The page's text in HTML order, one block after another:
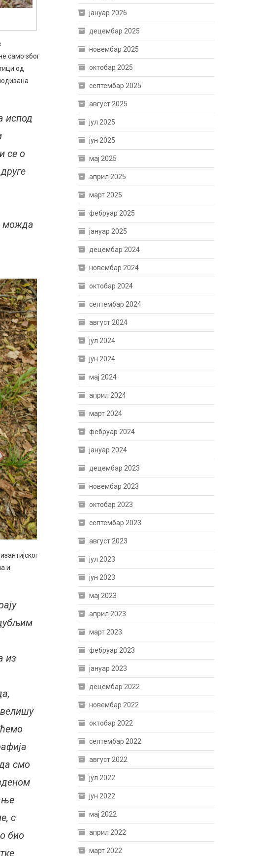
само због
од
испод
се о
можда
и
из
смо
с
био
јануар 2026
децембар 2025
новембар 2025
октобар 2025
септембар 2025
август 2025
јул 2025
јун 2025
мај 2025
април 2025
март 2025
фебруар 2025
јануар 2025
децембар 2024
новембар 2024
октобар 2024
септембар 2024
август 2024
јул 2024
јун 2024
мај 2024
април 2024
март 2024
фебруар 2024
јануар 2024
децембар 2023
новембар 2023
октобар 2023
септембар 2023
август 2023
јул 2023
јун 2023
мај 2023
април 2023
март 2023
фебруар 2023
јануар 2023
децембар 2022
новембар 2022
октобар 2022
септембар 2022
август 2022
јул 2022
јун 2022
мај 2022
април 2022
март 2022